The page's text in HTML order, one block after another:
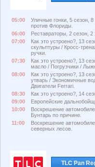
05:00
Уличные гонки, 5 сезон,
против Флориды.
06:00
Реставраторы, 2 сезон, 2
07:00
Как это устроено?, 13
скульптуры / Кросс-
ручки.
07:30
Как это устроено?, 13
масло / Погрузчики /
08:00
Как это устроено?, 13
утварь / Экономичные
Двигатели Ferrari.
08:30
Как это устроено?, 14
09:00
Европейские
10:00
Воскрешение
Бунтарь по причине.
11:00
Воскрешение
северных лесов.
TLC Pan